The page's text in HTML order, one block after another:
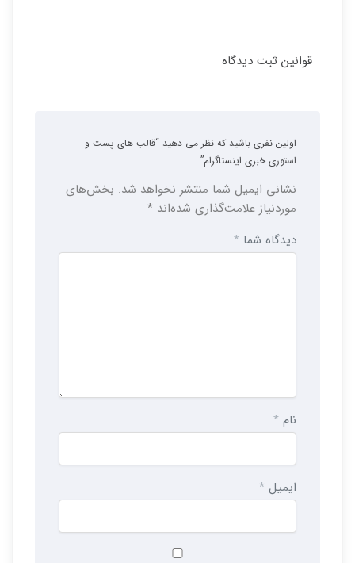
قوانین ثبت دیدگاه
اولین نفری باشید که نظر می دهید “قالب های پست و
استوری خبری اینستاگرام”
نشانی ایمیل شما منتشر نخواهد شد. بخش‌های
موردنیاز علامت‌گذاری شده‌اند *
دیدگاه شما *
نام *
ایمیل *